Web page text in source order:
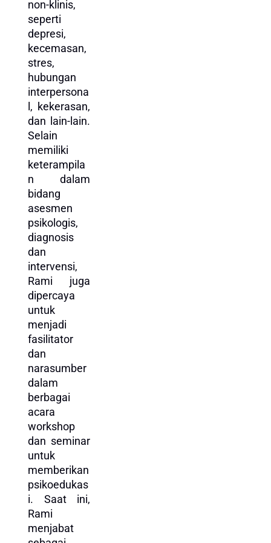
non-klinis,
seperti
depresi,
kecemasan,
stres,
hubungan
interpersona
l, kekerasan,
dan lain-lain.
Selain
memiliki
keterampila
n dalam
bidang
asesmen
psikologis,
diagnosis
dan
intervensi,
Rami juga
dipercaya
untuk
menjadi
fasilitator
dan
narasumber
dalam
berbagai
acara
workshop
dan seminar
untuk
memberikan
psikoedukas
i. Saat ini,
Rami
menjabat